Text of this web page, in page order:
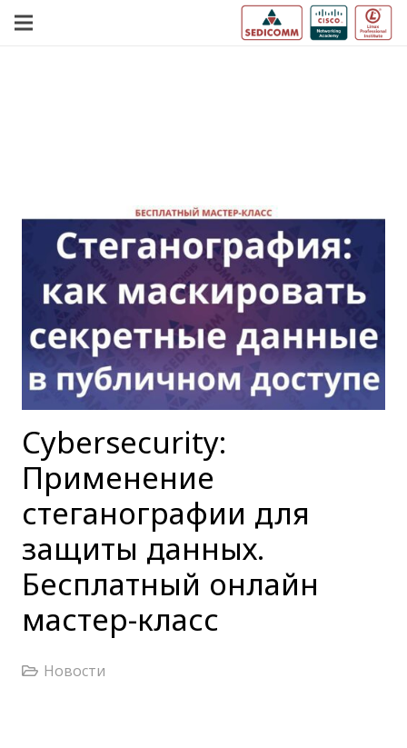
Cybersecurity:
Применение
стеганографии для
защиты данных.
Бесплатный онлайн
мастер-класс
Новости